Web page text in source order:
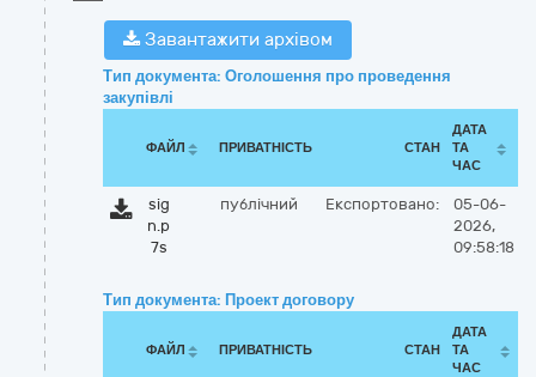
Завантажити архівом
Тип документа: Оголошення про проведення
закупівлі
ФАЙЛ ПРИВАТНІСТЬ СТАН
ДАТА
ТА
ЧАС
sig
n.p
7s
публічний Експортовано:
05-06-
2026,
09:58:18
Тип документа: Проект договору
ФАЙЛ ПРИВАТНІСТЬ СТАН
ДАТА
ТА
ЧАС